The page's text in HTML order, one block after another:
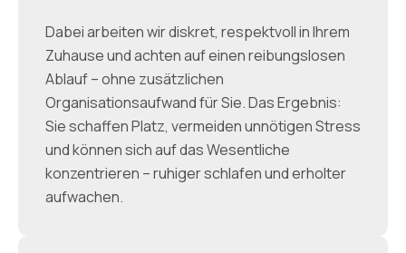
Dabei arbeiten wir diskret, respektvoll in Ihrem
Zuhause und achten auf einen reibungslosen
Ablauf – ohne zusätzlichen
Organisationsaufwand für Sie. Das Ergebnis:
Sie schaffen Platz, vermeiden unnötigen Stress
und können sich auf das Wesentliche
konzentrieren – ruhiger schlafen und erholter
aufwachen.